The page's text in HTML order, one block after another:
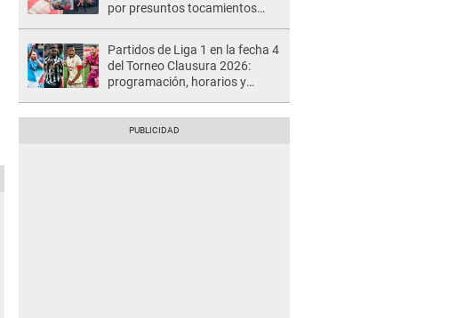
por presuntos tocamientos
Partidos de Liga 1 en la fecha 4
del Torneo Clausura 2026:
programación, horarios y